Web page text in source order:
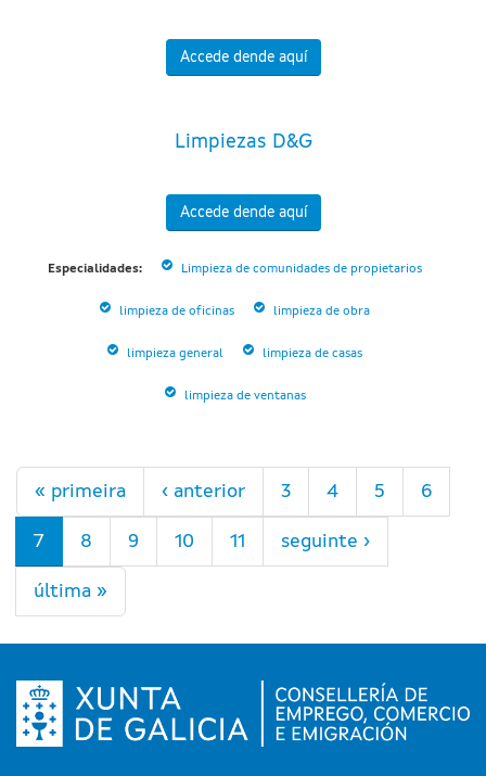
Accede dende aquí
Limpiezas D&G
Accede dende aquí
Especialidades: Limpieza de comunidades de propietarios
limpieza de oficinas limpieza de obra
limpieza general limpieza de casas
limpieza de ventanas
Páxinas
« primeira ‹ anterior 3 4 5 6
7 8 9 10 11 seguinte ›
última »